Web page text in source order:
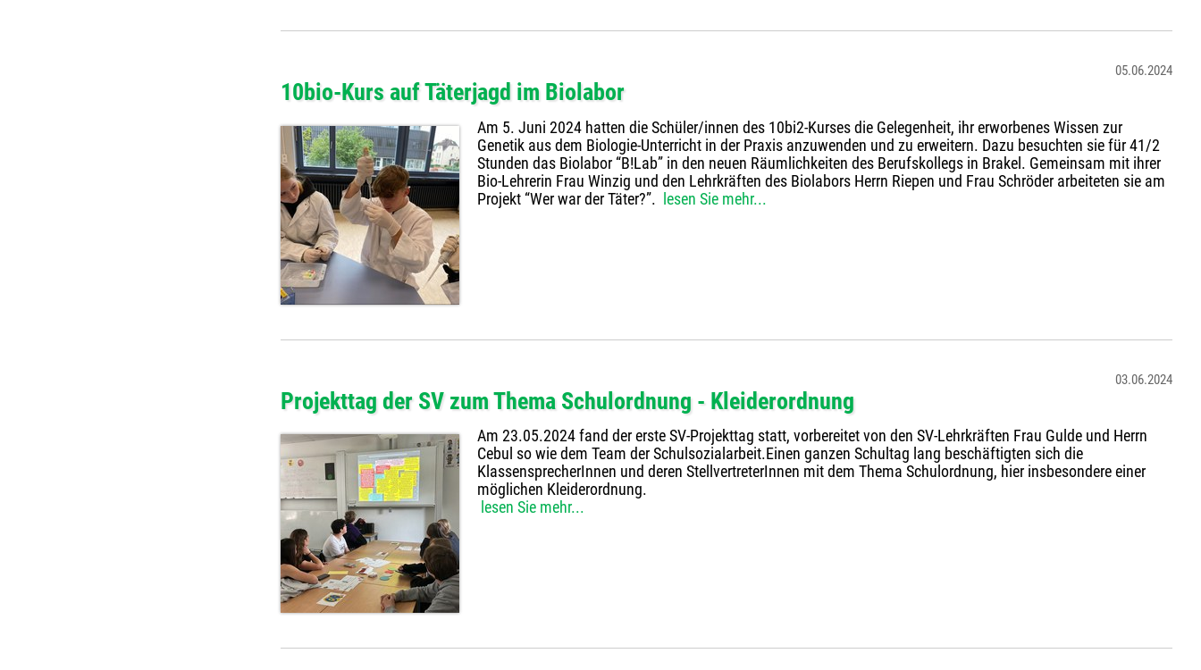
05.06.2024
10bio-Kurs auf Täterjagd im Biolabor
Am 5. Juni 2024 hatten die Schüler/innen des 10bi2-Kurses die Gelegenheit, ihr erworbenes Wissen zur
Genetik aus dem Biologie-Unterricht in der Praxis anzuwenden und zu erweitern. Dazu besuchten sie für 41/2
Stunden das Biolabor “B!Lab” in den neuen Räumlichkeiten des Berufskollegs in Brakel. Gemeinsam mit ihrer
Bio-Lehrerin Frau Winzig und den Lehrkräften des Biolabors Herrn Riepen und Frau Schröder arbeiteten sie am
Projekt “Wer war der Täter?”.
lesen Sie mehr...
03.06.2024
Projekttag der SV zum Thema Schulordnung - Kleiderordnung
Am 23.05.2024 fand der erste SV-Projekttag statt, vorbereitet von den SV-Lehrkräften Frau Gulde und Herrn
Cebul so wie dem Team der Schulsozialarbeit.Einen ganzen Schultag lang beschäftigten sich die
KlassensprecherInnen und deren StellvertreterInnen mit dem Thema Schulordnung, hier insbesondere einer
möglichen Kleiderordnung.
lesen Sie mehr...